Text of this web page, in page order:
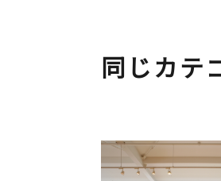
同じカテ